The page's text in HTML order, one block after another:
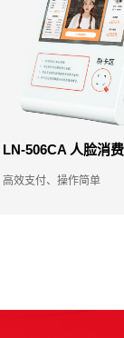
高效支付、操作简单